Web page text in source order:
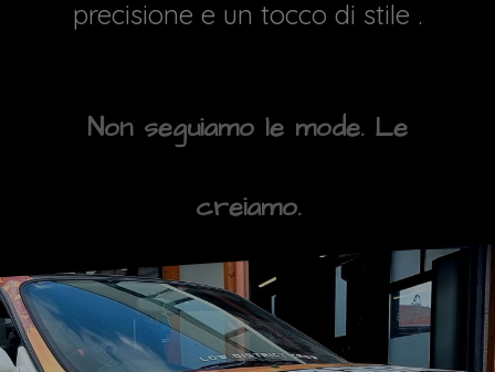
precisione e un tocco di stile .
Non seguiamo le mode. Le
creiamo.